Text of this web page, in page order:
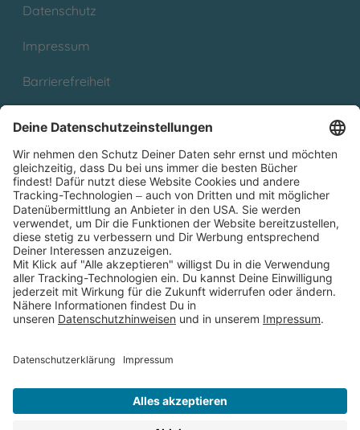
Datenschutz
Impressum
Barrierefreiheit
Partnerprogramm (Affiliate)
Folge uns auf
* Versandkostenfrei ab 9,00 € Bestellwert innerhalb
Deutschlands
** Lieferzeit 1-3 Werktage innerhalb Deutschlands
Thienemann-Esslinger Verlag GmbH, Blumenstraße 36, D-70182